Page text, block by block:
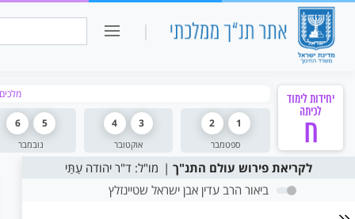
חיפוש:
כיתה ו
יחידות לימוד
לכיתה
ח ספטמבר
1
2
אוקטובר
3
4
נובמבר
5
6
לקריאת פירוש עולם התנ"ך
מו"ל: ד"ר יהודה עַתַּי
ביאור הרב עדין אבן ישראל שטיינזלץ